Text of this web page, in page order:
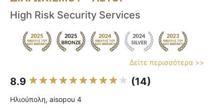
High Risk Security Services
Δείτε περισσότερα >>
8.9 (14)
Ηλιούπολη, aisopou 4